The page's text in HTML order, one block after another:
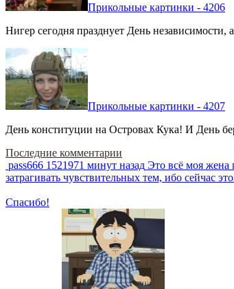
Прикольные картинки - 4206
Нигер сегодня празднует День
Прикольные картинки - 4207
День конституции на Островах Кука! И День
Последние комментарии
pass666 1521971 минут назад Это всё моя жена
затрагивать чувствительных тем, ибо сейчас
Спасибо!